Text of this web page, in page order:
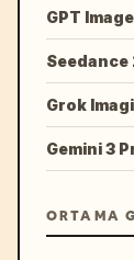
GPT
Seedance
Grok
Gemini 3
ORTAMA